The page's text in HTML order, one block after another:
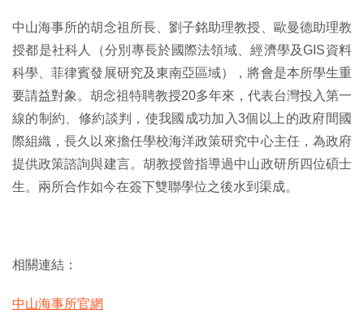
中山海事所的胡念祖所長、劉子銘助理教授、歐曼德助理教
授都是社科人（分別專長於國際法領域、經濟學及GIS資料
科學、菲律賓發展研究及東南亞區域），將會是本所學生重
要請益對象。胡念祖特聘教授20多年來，代表台灣投入第一
線的制約、修約談判，使我國成功加入3個以上的政府間國
際組織，長久以來擔任學校海洋政策研究中心主任，為政府
提供政策諮詢與建言。胡教授曾指導過中山政研所四位碩士
生。兩所合作如今在簽下雙聯學位之後水到渠成。
相關連結：
中山海事所官網